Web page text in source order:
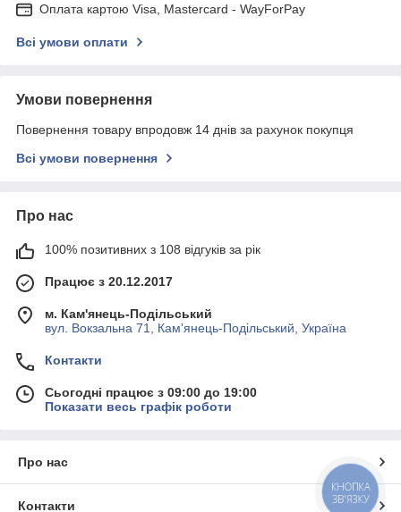
Оплата картою Visa, Mastercard - WayForPay
Всі умови оплати
Умови повернення
Повернення товару впродовж 14 днів за рахунок покупця
Всі умови повернення
Про нас
100% позитивних з 108 відгуків за рік
Працює з 20.12.2017
м. Кам'янець-Подільський
вул. Вокзальна 71, Кам'янець-Подільський, Україна
Контакти
Сьогодні працює з 09:00 до 19:00
Показати весь графік роботи
Про нас
Контакти
КНОПКА
ЗВ'ЯЗКУ